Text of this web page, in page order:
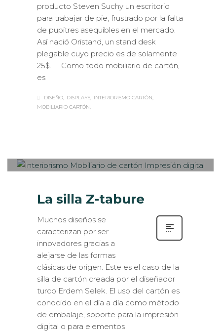
producto Steven Suchy un escritorio
para trabajar de pie, frustrado por la falta
de pupitres asequibles en el mercado.
Así nació Oristand, un stand desk
plegable cuyo precio es de solamente
25$. Como todo mobiliario de cartón,
es
DISEÑO DISPLAYS
INTERIORISMO CARTÓN
MOBILIARIO CARTÓN
La silla Z-tabure
Muchos diseños se
caracterizan por ser
innovadores gracias a
alejarse de las formas
clásicas de origen. Este es el caso de la
silla de cartón creada por el diseñador
turco Erdem Selek. El uso del cartón es
conocido en el día a día como método
de embalaje, soporte para la impresión
digital o para elementos